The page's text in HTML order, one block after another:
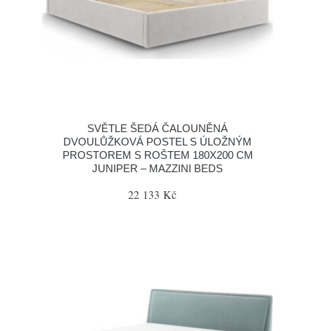
SVĚTLE ŠEDÁ ČALOUNĚNÁ
DVOULŮŽKOVÁ POSTEL S ÚLOŽNÝM
PROSTOREM S ROŠTEM 180X200 CM
JUNIPER – MAZZINI BEDS
22 133 Kč